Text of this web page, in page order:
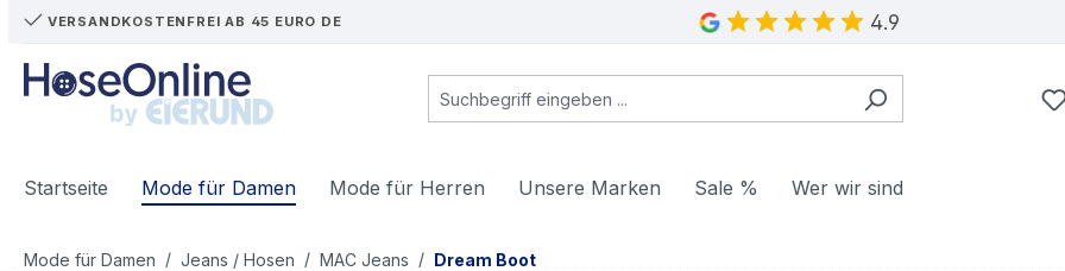
Hauptinhalt springen
Zur Suche springen
Zur Hauptnavigation springen
VERSANDKOSTENFREI AB 45 EURO DE 4.9
Startseite Mode für Damen Mode für Herren Unsere Marken Sale % Wer wir sind
Mode für Damen / Jeans / Hosen / MAC Jeans / Dream Boot